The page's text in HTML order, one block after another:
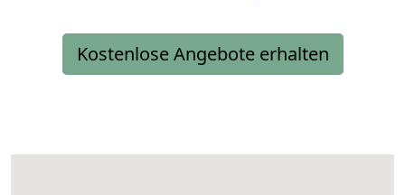
Kostenlose Angebote erhalten